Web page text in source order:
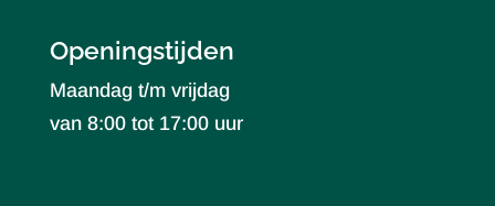
Openingstijden
Maandag t/m vrijdag
van 8:00 tot 17:00 uur